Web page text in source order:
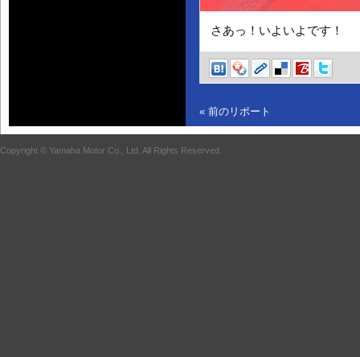
さあっ！いよいよです！
« 前のリポート
Copyright © Yamaha Motor Co., Ltd. All Rights Reserved.